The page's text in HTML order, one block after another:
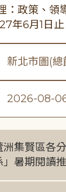
：政策、領
年6月1日
新北市圖(總
2026-08-
洲集賢區各
」暑期閱讀